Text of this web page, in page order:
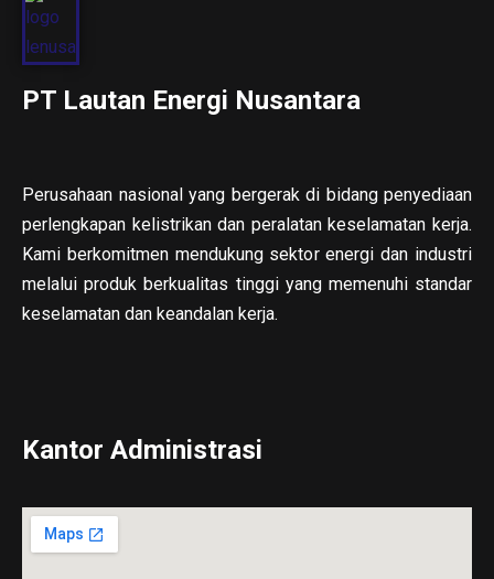
PT Lautan Energi Nusantara
Perusahaan nasional yang bergerak di bidang penyediaan
perlengkapan kelistrikan dan peralatan keselamatan kerja.
Kami berkomitmen mendukung sektor energi dan industri
melalui produk berkualitas tinggi yang memenuhi standar
keselamatan dan keandalan kerja.
Kantor Administrasi